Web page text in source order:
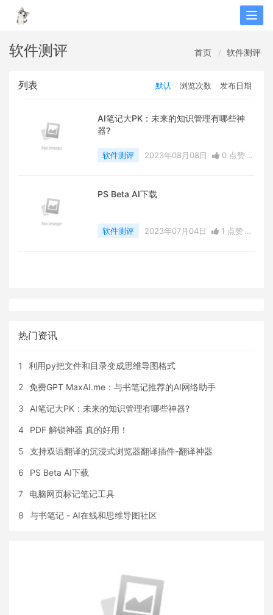
软件测评 首页 软件测评
列表 默认 浏览次数 发布日期
AI笔记大PK：未来的知识管理有哪些神
器?
软件测评 2023年08月08日
0 点赞
PS Beta AI下载
软件测评 2023年07月04日
1 点赞
热门资讯
1 利用py把文件和目录变成思维导图格式
2 免费GPT MaxAI.me：与书笔记推荐的AI网络助手
3 AI笔记大PK：未来的知识管理有哪些神器?
4 PDF 解锁神器 真的好用！
5 支持双语翻译的沉浸式浏览器翻译插件-翻译神器
6 PS Beta AI下载
7 电脑网页标记笔记工具
8 与书笔记 - AI在线和思维导图社区